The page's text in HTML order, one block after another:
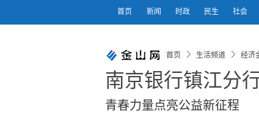
首页 新闻 时政 民生 社会
首页 生活频道 经济
南京银行镇江分
青春力量点亮公益新征程